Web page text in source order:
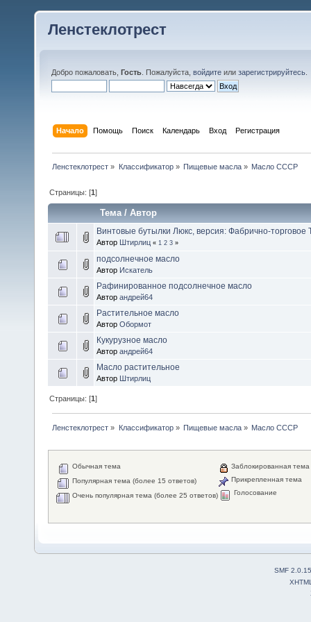
Ленстеклотрест
Добро пожаловать, Гость . Пожалуйста, войдите или зарегистрируйтесь
Начало Помощь Поиск Календарь Вход Регистрация
Ленстеклотрест » Классификатор» Пищевые масла» Масло СССР
Страницы: [1]
Тема/Автор
Винтовые бутылки Люкс, версия: Фабрично-торговое
Автор Штирлиц « 1 2 3 »
подсолнечное масло
Автор Искатель
Рафинированное подсолнечное масло
Автор андрей64
Растительное масло
Автор Обормот
Кукурузное масло
Автор андрей64
Масло растительное
Автор Штирлиц
Страницы: [1]
Ленстеклотрест » Классификатор» Пищевые масла» Масло СССР
Обычная тема
Популярная тема (более 15 ответов)
Очень популярная тема (более 25 ответов)
Заблокированная тема
Прикрепленная тема
Голосование
SMF 2.0.15